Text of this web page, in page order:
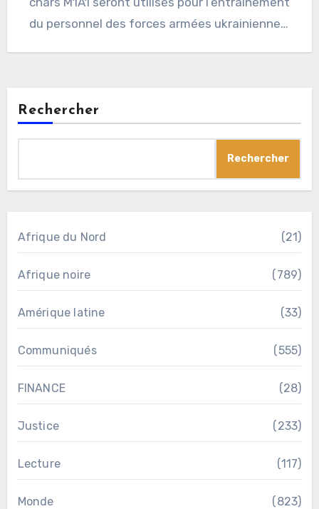
du personnel des forces armées ukrainiennes.
Rechercher
Rechercher
Afrique du Nord (21)
Afrique noire (789)
Amérique latine (33)
Communiqués (555)
FINANCE (28)
Justice (233)
Lecture (117)
Monde (823)